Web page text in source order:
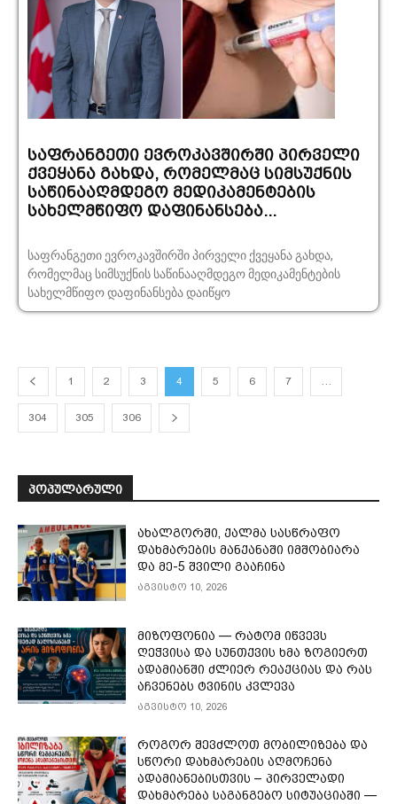
საფრანგეთი ევროკავშირში პირველი
ქვეყანა გახდა, რომელმაც სიმსუქნის
საწინააღმდეგო მედიკამენტების
სახელმწიფო დაფინანსება...
საფრანგეთი ევროკავშირში პირველი ქვეყანა გახდა,
რომელმაც სიმსუქნის საწინააღმდეგო მედიკამენტების
სახელმწიფო დაფინანსება დაიწყო
1 2 3 4 5 6 7 …
304 305 306
ᲞᲝᲞᲣᲚᲐᲠᲣᲚᲘ
ახალგორში, ქალმა სასწრაფო
დახმარების მანქანაში იმშობიარა
და მე-5 შვილი გააჩინა
აგვისტო 10, 2026
მიზოფონია — რატომ იწვევს
ღეჭვისა და სუნთქვის ხმა ზოგიერთ
ადამიანში ძლიერ რეაქციას და რას
აჩვენებს ტვინის კვლევა
აგვისტო 10, 2026
როგორ შევძლოთ მობილიზება და
სწორი დახმარების აღმოჩენა
ადამიანებისთვის – პირველადი
დახმარება საგანგებო სიტუაციაში —